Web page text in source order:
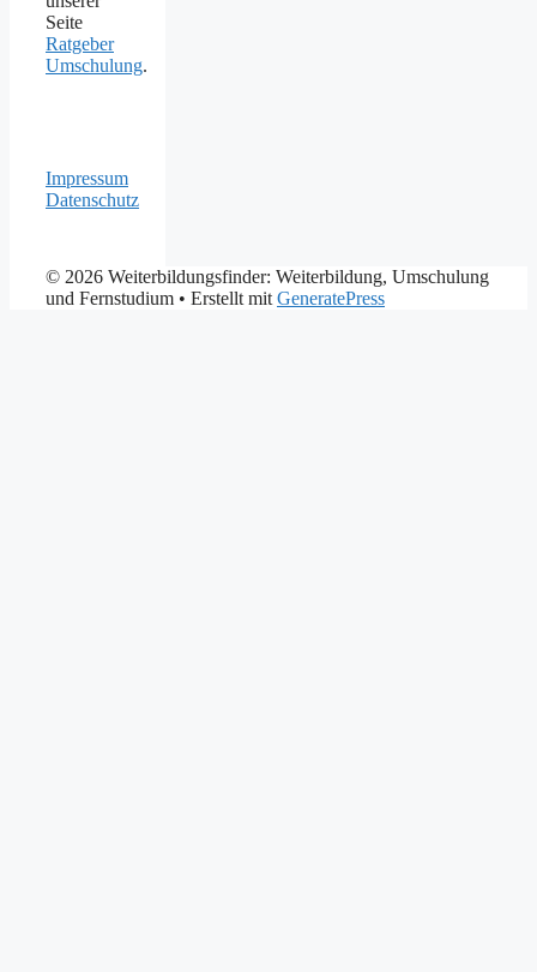
Seite
Ratgeber
Umschulung.
Impressum
Datenschutz
© 2026 Weiterbildungsfinder: Weiterbildung, Umschulung
und Fernstudium • Erstellt mit GeneratePress